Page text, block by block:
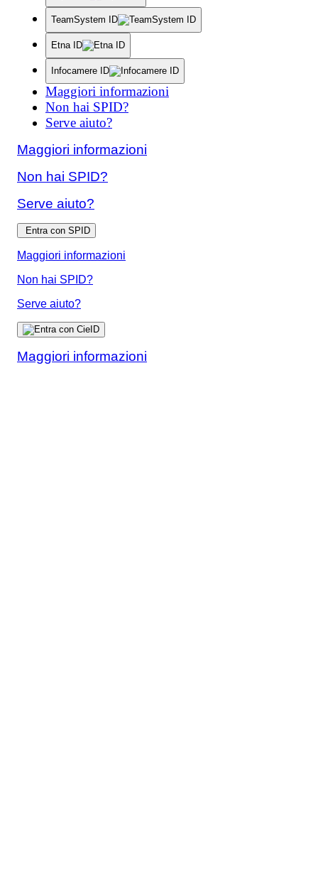
TeamSystem ID
Etna ID
Infocamere ID
Maggiori informazioni
Non hai SPID?
Serve aiuto?
Maggiori informazioni
Non hai SPID?
Serve aiuto?
Entra con SPID
Maggiori informazioni
Non hai SPID?
Serve aiuto?
Maggiori informazioni